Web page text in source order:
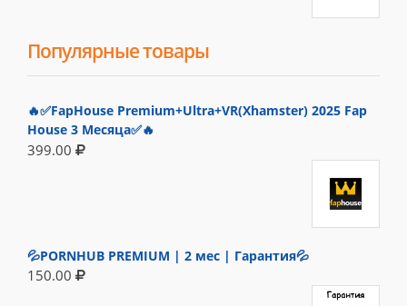
Популярные товары
🔥✅FapHouse Premium+Ultra+VR(Xhamster) 2025 Fap
House 3 Месяца✅🔥
399.00
💦PORNHUB PREMIUM | 2 мес | Гарантия💦
150.00